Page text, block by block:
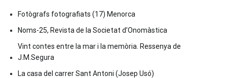
Fotògrafs fotografiats (17) Menorca
Noms-25, Revista de la Societat d’Onomàstica
Vint contes entre la mar i la memòria. Ressenya de
J.M.Segura
La casa del carrer Sant Antoni (Josep Usó)